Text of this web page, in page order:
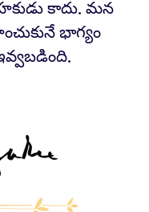
కాదు. మన
భాగ్యం